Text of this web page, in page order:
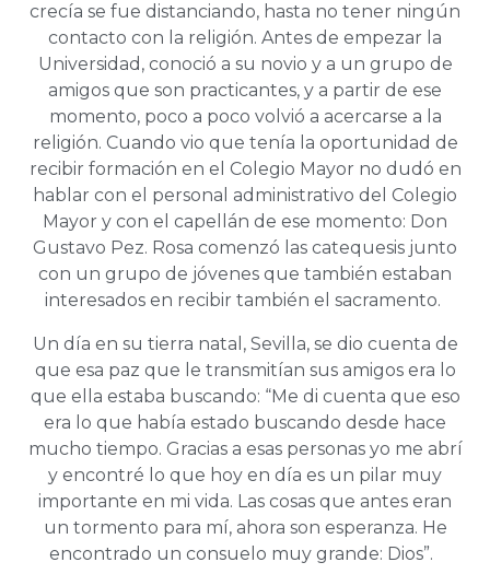
crecía se fue distanciando, hasta no tener ningún
contacto con la religión. Antes de empezar la
Universidad, conoció a su novio y a un grupo de
amigos que son practicantes, y a partir de ese
momento, poco a poco volvió a acercarse a la
religión. Cuando vio que tenía la oportunidad de
recibir formación en el Colegio Mayor no dudó en
hablar con el personal administrativo del Colegio
Mayor y con el capellán de ese momento: Don
Gustavo Pez. Rosa comenzó las catequesis junto
con un grupo de jóvenes que también estaban
interesados en recibir también el sacramento.
Un día en su tierra natal, Sevilla, se dio cuenta de
que esa paz que le transmitían sus amigos era lo
que ella estaba buscando: “Me di cuenta que eso
era lo que había estado buscando desde hace
mucho tiempo. Gracias a esas personas yo me abrí
y encontré lo que hoy en día es un pilar muy
importante en mi vida. Las cosas que antes eran
un tormento para mí, ahora son esperanza. He
encontrado un consuelo muy grande: Dios”.